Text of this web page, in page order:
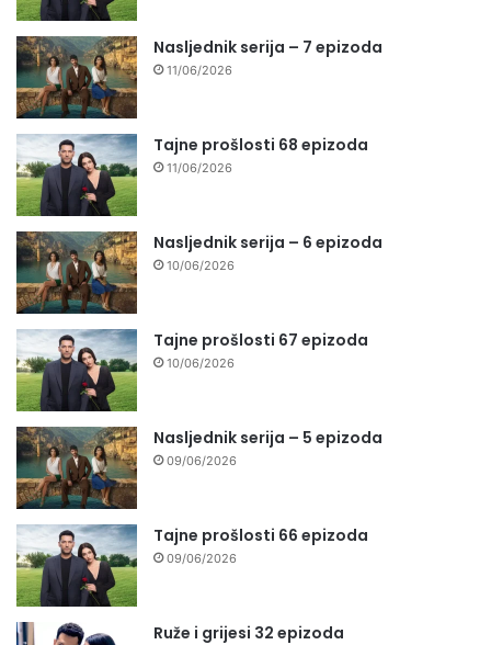
Nasljednik serija – 7 epizoda
11/06/2026
Tajne prošlosti 68 epizoda
11/06/2026
Nasljednik serija – 6 epizoda
10/06/2026
Tajne prošlosti 67 epizoda
10/06/2026
Nasljednik serija – 5 epizoda
09/06/2026
Tajne prošlosti 66 epizoda
09/06/2026
Ruže i grijesi 32 epizoda